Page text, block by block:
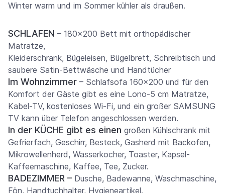
Winter warm und im Sommer kühler als draußen.
SCHLAFEN – 180×200 Bett mit orthopädischer
Matratze,
Kleiderschrank, Bügeleisen, Bügelbrett, Schreibtisch und
saubere Satin-Bettwäsche und Handtücher
Im Wohnzimmer – Schlafsofa 160×200 und für den
Komfort der Gäste gibt es eine Lono-5 cm Matratze,
Kabel-TV, kostenloses Wi-Fi, und ein großer SAMSUNG
TV kann über Telefon angeschlossen werden.
In der KÜCHE gibt es einen großen Kühlschrank mit
Gefrierfach, Geschirr, Besteck, Gasherd mit Backofen,
Mikrowellenherd, Wasserkocher, Toaster, Kapsel-
Kaffeemaschine, Kaffee, Tee, Zucker.
BADEZIMMER – Dusche, Badewanne, Waschmaschine,
Fön, Handtuchhalter, Hygieneartikel.